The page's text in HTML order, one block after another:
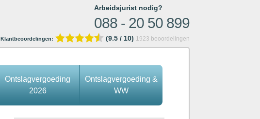
Arbeidsjurist nodig?
088 - 20 50 899
Klantbeoordelingen: (9.5 / 10) 1923 beoordelingen
Ontslagvergoeding
2026
Ontslagvergoeding &
WW